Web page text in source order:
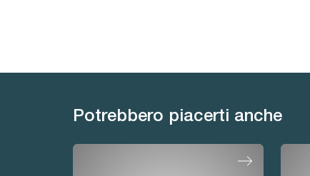
Potrebbero piacerti anche